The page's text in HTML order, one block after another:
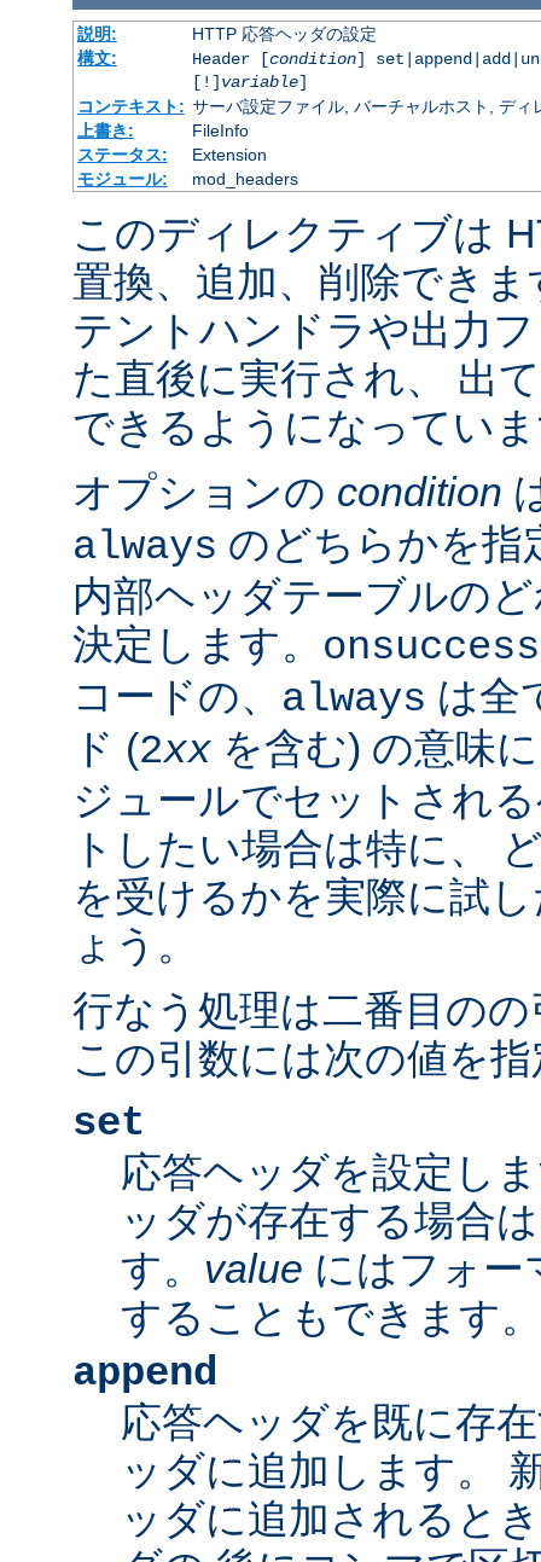
説明:
HTTP 応答ヘッダの設定
構文:
Header [condition]
[!] variable]
コンテキスト: サーバ設定ファイル, バーチャルホスト, ディ
上書き:
FileInfo
ステータス:
Extension
モジュール:
mod_headers
このディレクティブは
置換、追加、削除でき
テントハンドラや出力
た直後に実行され、 出
できるようになってい
オプションの condition
always のどちらかを指
内部ヘッダテーブルの
決定します。 onsuccess
コードの、 always は全
ド (2xx を含む) の意味
ジュールでセットされ
トしたい場合は特に、
を受けるかを実際に試
ょう。
行なう処理は二番目の
この引数には次の値を
set
応答ヘッダを設定し
ッダが存在する場合
す。 value にはフォー
することもできます。
append
応答ヘッダを既に存
ッダに追加します。
ッダに追加されると